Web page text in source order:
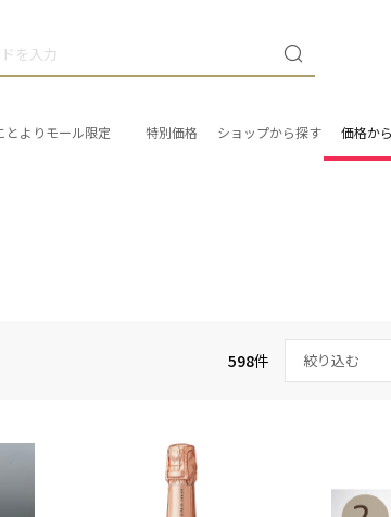
とよりモール限定 特別価格 ショップから探す 価格か
598件 絞り込む